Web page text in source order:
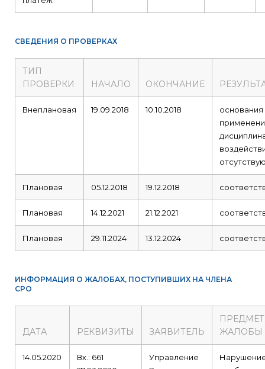
СВЕДЕНИЯ О ПРОВЕРКАХ
ТИП
ПРОВЕРКИ
НАЧАЛО ОКОНЧАНИЕ
Внеплановая 19.09.2018 10.10.2018
основания
Плановая 05.12.2018 19.12.2018
Плановая 14.12.2021 21.12.2021
Плановая 29.11.2024 13.12.2024
ИНФОРМАЦИЯ О ЖАЛОБАХ, ПОСТУПИВШИХ НА ЧЛЕНА
СРО
ДАТА РЕКВИЗИТЫ ЗАЯВИТЕЛЬ
ПРЕДМЕТ
ЖАЛОБЫ
14.05.2020
Вх.: 661
Управление